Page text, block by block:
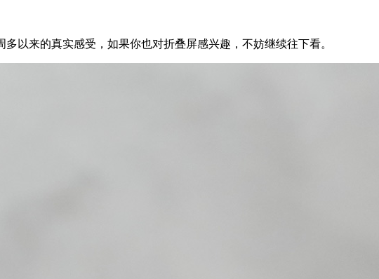
以来的真实感受，如果你也对折叠屏感兴趣，不妨继续往下看。